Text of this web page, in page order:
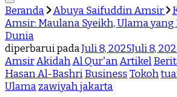
Beranda Abuya Saifuddin Amsir
Amsir: Maulana Syeikh, Ulama
Dunia
diperbarui padaJuli 8, 2025Juli 8,
AmsirAkidahAl Qur'anArtikel
Hasan Al-BashriBusinessTokoh
Ulamazawiyah jakarta